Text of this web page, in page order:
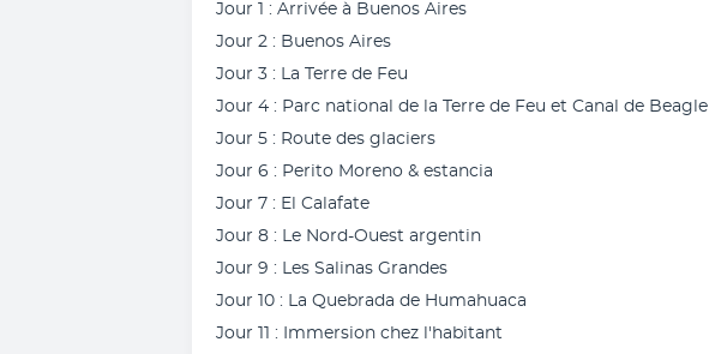
Jour 1 : Arrivée à Buenos Aires
Jour 2 : Buenos Aires
Jour 3 : La Terre de Feu
Jour 4 : Parc national de la Terre de Feu et Canal de Beagle
Jour 5 : Route des glaciers
Jour 6 : Perito Moreno & estancia
Jour 7 : El Calafate
Jour 8 : Le Nord-Ouest argentin
Jour 9 : Les Salinas Grandes
Jour 10 : La Quebrada de Humahuaca
Jour 11 : Immersion chez l'habitant